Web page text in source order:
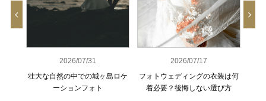
2026/07/31
壮大な自然の中での城ヶ島ロケ
ーションフォト
2026/07/17
フォトウェディングの衣装は何
着必要？後悔しない選び方